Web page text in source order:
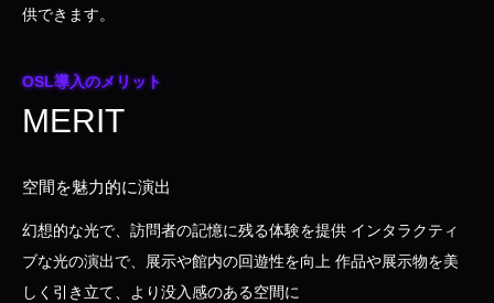
供できます。
OSL導入のメリット
MERIT
空間を魅力的に演出
幻想的な光で、訪問者の記憶に残る体験を提供 インタラクティ
ブな光の演出で、展示や館内の回遊性を向上 作品や展示物を美
しく引き立て、より没入感のある空間に